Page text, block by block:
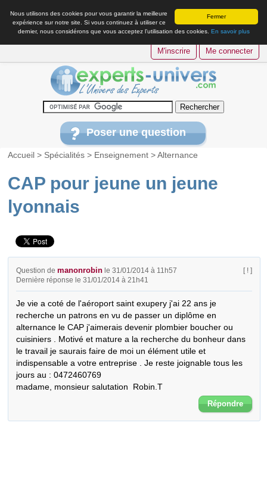
Fermer
Nous utilisons des cookies pour vous garantir la meilleure
expérience sur notre site. Si vous continuez à utiliser ce
dernier, nous considérons que vous acceptez l’utilisation des cookies. En savoir plus
M'inscrire Me connecter
Poser une question
Accueil > Spécialités > Enseignement >Alternance
CAP pour jeune un jeune
lyonnais
Question demanonrobin le 31/01/2014 à 11h57
Dernière réponse le 31/01/2014 à 21h41
[ ! ]
Je vie a coté de l'aéroport saint exupery j'ai 22 ans je
recherche un patrons en vu de passer un diplôme en
alternance le CAP j'aimerais devenir plombier boucher ou
cuisiniers . Motivé et mature a la recherche du bonheur dans
le travail je saurais faire de moi un élément utile et
indispensable a votre entreprise . Je reste joignable tous les
jours au : 0472460769
madame, monsieur salutation  Robin.T
Répondre